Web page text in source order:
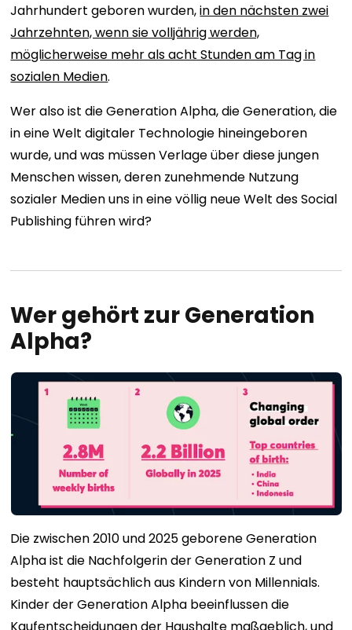
Jahrhundert geboren wurden,in den nächsten zwei
Jahrzehnten, wenn sie volljährig werden,
möglicherweise mehr als acht Stunden am Tag in
sozialen Medien.
Wer also ist die Generation Alpha, die Generation, die
in eine Welt digitaler Technologie hineingeboren
wurde, und was müssen Verlage über diese jungen
Menschen wissen, deren zunehmende Nutzung
sozialer Medien uns in eine völlig neue Welt des Social
Publishing führen wird?
Wer gehört zur Generation
Alpha?
Die zwischen 2010 und 2025 geborene Generation
Alpha ist die Nachfolgerin der Generation Z und
besteht hauptsächlich aus Kindern von Millennials.
Kinder der Generation Alpha beeinflussen die